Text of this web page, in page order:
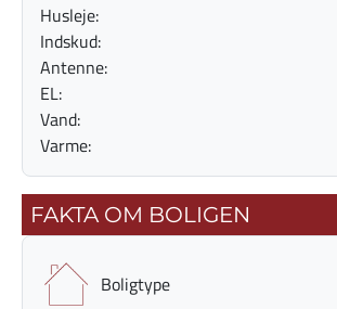
Husleje:
Indskud:
Antenne:
EL:
Vand:
Varme:
FAKTA OM BOLIGEN
Boligtype